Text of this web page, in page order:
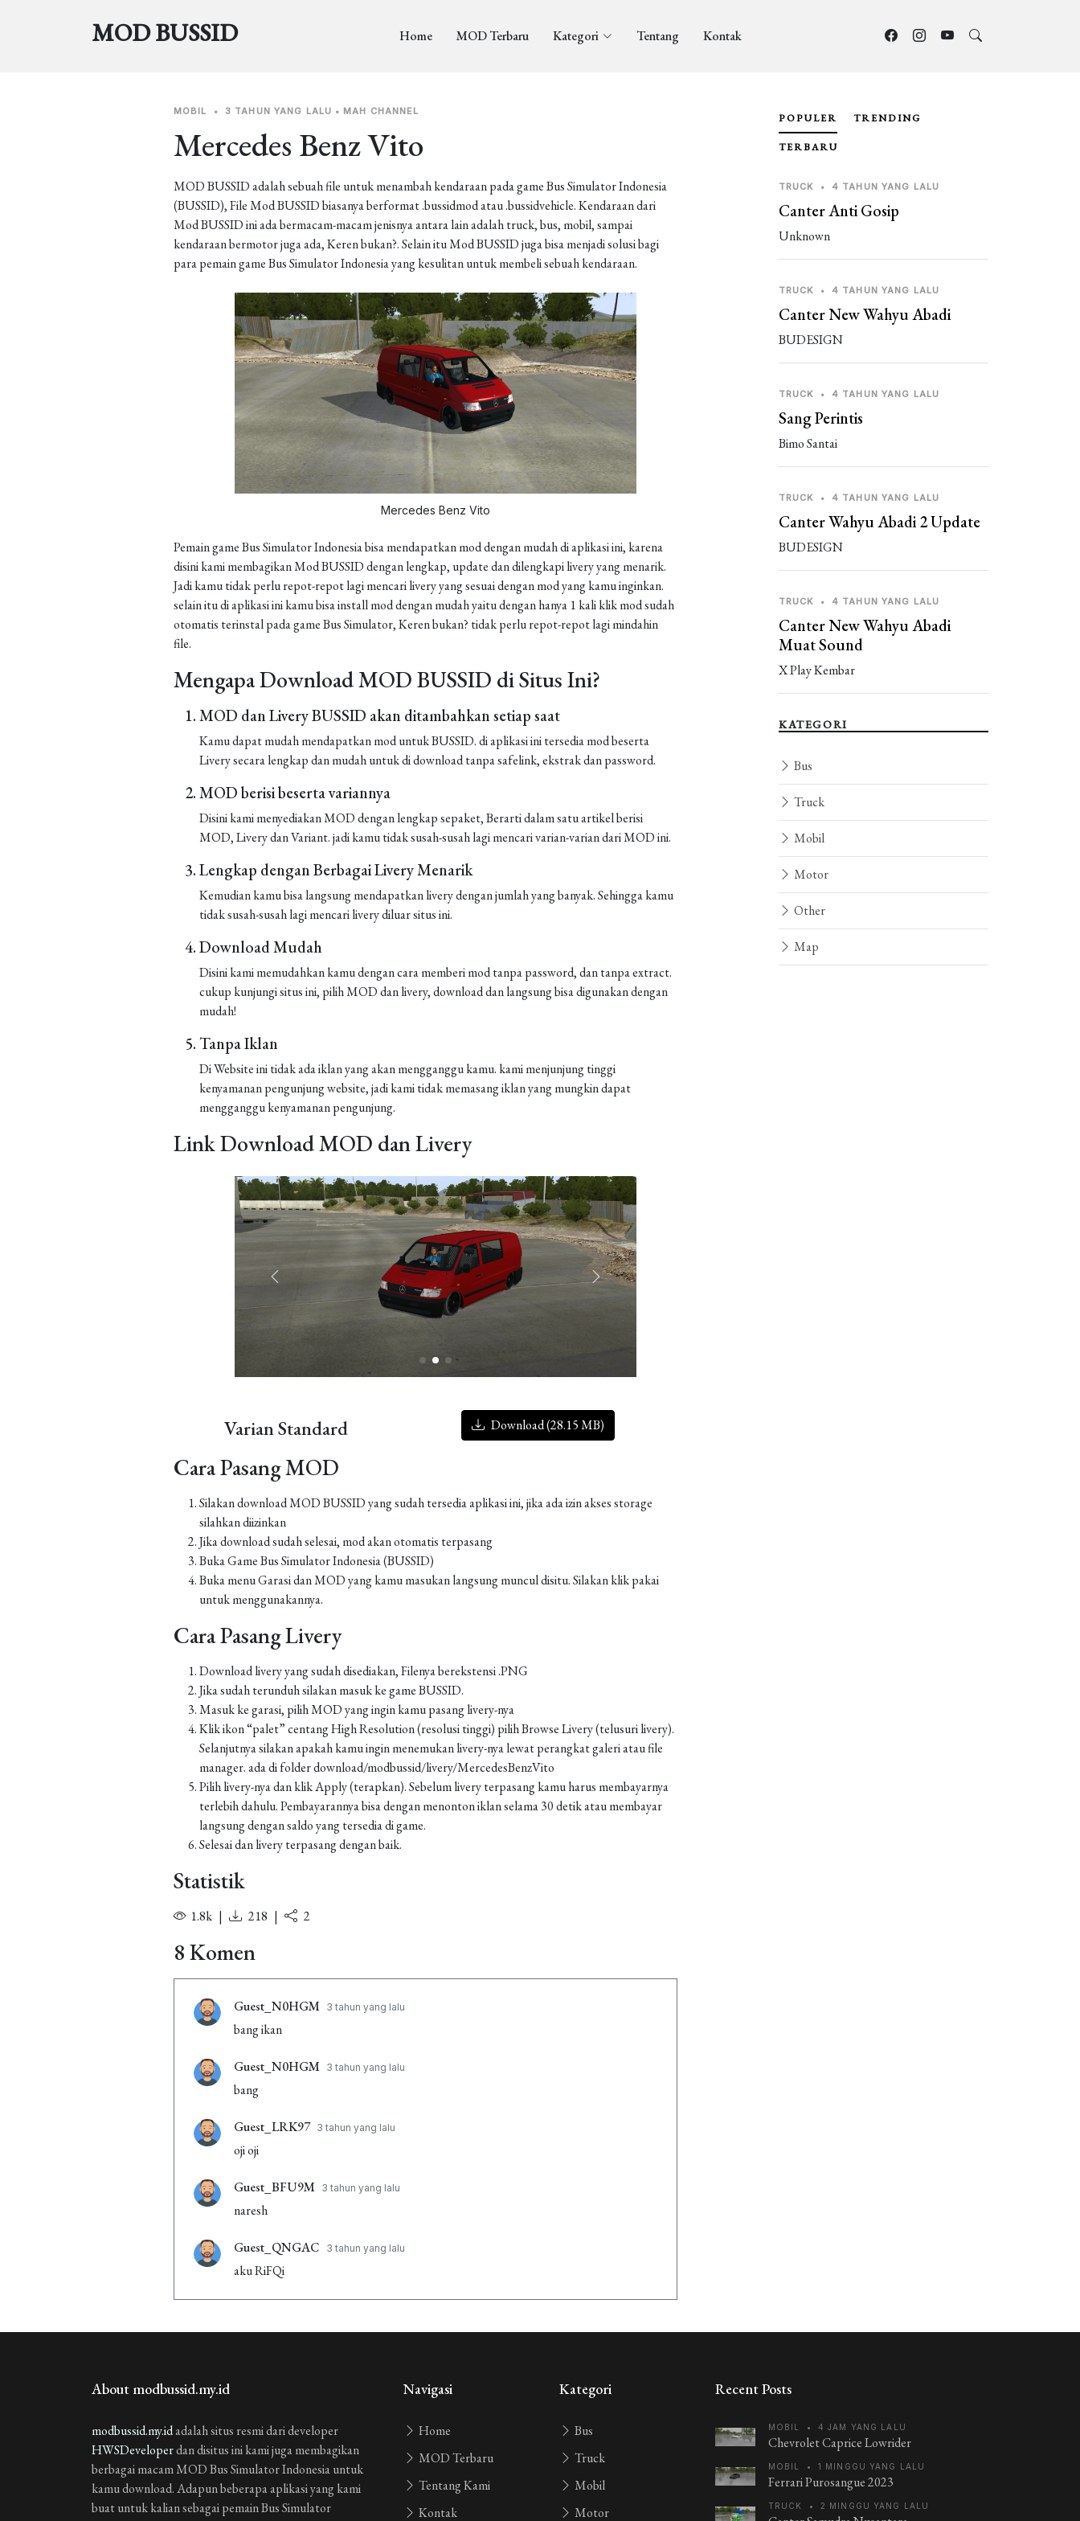
MOD BUSSID Home MOD Terbaru Kategori Tentang Kontak
MOBIL • 3 TAHUN YANG LALU • MAH CHANNEL
Mercedes Benz Vito
MOD BUSSID adalah sebuah file untuk menambah kendaraan pada game Bus Simulator Indonesia
(BUSSID), File Mod BUSSID biasanya berformat .bussidmod atau .bussidvehicle. Kendaraan dari
Mod BUSSID ini ada bermacam-macam jenisnya antara lain adalah truck, bus, mobil, sampai
kendaraan bermotor juga ada, Keren bukan?. Selain itu Mod BUSSID juga bisa menjadi solusi bagi
para pemain game Bus Simulator Indonesia yang kesulitan untuk membeli sebuah kendaraan.
Mercedes Benz Vito
Pemain game Bus Simulator Indonesia bisa mendapatkan mod dengan mudah di aplikasi ini, karena
disini kami membagikan Mod BUSSID dengan lengkap, update dan dilengkapi livery yang menarik.
Jadi kamu tidak perlu repot-repot lagi mencari livery yang sesuai dengan mod yang kamu inginkan.
selain itu di aplikasi ini kamu bisa install mod dengan mudah yaitu dengan hanya 1 kali klik mod sudah
otomatis terinstal pada game Bus Simulator, Keren bukan? tidak perlu repot-repot lagi mindahin
file.
Mengapa Download MOD BUSSID di Situs Ini?
MOD dan Livery BUSSID akan ditambahkan setiap saat
Kamu dapat mudah mendapatkan mod untuk BUSSID. di aplikasi ini tersedia mod beserta
Livery secara lengkap dan mudah untuk di download tanpa safelink, ekstrak dan password.
MOD berisi beserta variannya
Disini kami menyediakan MOD dengan lengkap sepaket, Berarti dalam satu artikel berisi
MOD, Livery dan Variant. jadi kamu tidak susah-susah lagi mencari varian-varian dari MOD ini.
Lengkap dengan Berbagai Livery Menarik
Kemudian kamu bisa langsung mendapatkan livery dengan jumlah yang banyak. Sehingga kamu
tidak susah-susah lagi mencari livery diluar situs ini.
Download Mudah
Disini kami memudahkan kamu dengan cara memberi mod tanpa password, dan tanpa extract.
cukup kunjungi situs ini, pilih MOD dan livery, download dan langsung bisa digunakan dengan
mudah!
Tanpa Iklan
Di Website ini tidak ada iklan yang akan mengganggu kamu. kami menjunjung tinggi
kenyamanan pengunjung website, jadi kami tidak memasang iklan yang mungkin dapat
mengganggu kenyamanan pengunjung.
Link Download MOD dan Livery
Varian Standard Download (28.15 MB)
Cara Pasang MOD
Silakan download MOD BUSSID yang sudah tersedia aplikasi ini, jika ada izin akses storage
silahkan diizinkan
Jika download sudah selesai, mod akan otomatis terpasang
Buka Game Bus Simulator Indonesia (BUSSID)
Buka menu Garasi dan MOD yang kamu masukan langsung muncul disitu. Silakan klik pakai
untuk menggunakannya.
Cara Pasang Livery
Download livery yang sudah disediakan, Filenya berekstensi .PNG
Jika sudah terunduh silakan masuk ke game BUSSID.
Masuk ke garasi, pilih MOD yang ingin kamu pasang livery-nya
Klik ikon “palet” centang High Resolution (resolusi tinggi) pilih Browse Livery (telusuri livery).
Selanjutnya silakan apakah kamu ingin menemukan livery-nya lewat perangkat galeri atau file
manager. ada di folder download/modbussid/livery/MercedesBenzVito
Pilih livery-nya dan klik Apply (terapkan). Sebelum livery terpasang kamu harus membayarnya
terlebih dahulu. Pembayarannya bisa dengan menonton iklan selama 30 detik atau membayar
langsung dengan saldo yang tersedia di game.
Selesai dan livery terpasang dengan baik.
Statistik
1.8k | 218 | 2
8 Komen
Guest_N0HGM 3 tahun yang lalu
bang ikan
Guest_N0HGM 3 tahun yang lalu
bang
Guest_LRK97 3 tahun yang lalu
oji oji
Guest_BFU9M 3 tahun yang lalu
naresh
Guest_QNGAC 3 tahun yang lalu
aku RiFQi
aaa
Guest_9JTJK 3 tahun yang lalu
bagus banget
POPULER TRENDING
TERBARU
TRUCK • 4 TAHUN YANG LALU
Canter Anti Gosip
Unknown
TRUCK • 4 TAHUN YANG LALU
Canter New Wahyu Abadi
BUDESIGN
TRUCK • 4 TAHUN YANG LALU
Sang Perintis
Bimo Santai
TRUCK • 4 TAHUN YANG LALU
Canter Wahyu Abadi 2 Update
BUDESIGN
TRUCK • 4 TAHUN YANG LALU
Canter New Wahyu Abadi
Muat Sound
X Play Kembar
KATEGORI
Bus
Truck
Mobil
Motor
Other
Map
About modbussid.my.id
modbussid.my.idadalah situs resmi dari developer
HWSDeveloperdan disitus ini kami juga membagikan
berbagai macam MOD Bus Simulator Indonesia untuk
kamu download. Adapun beberapa aplikasi yang kami
buat untuk kalian sebagai pemain Bus Simulator
Navigasi
Home
MOD Terbaru
Tentang Kami
Kontak
Kategori
Bus
Truck
Mobil
Motor
Recent Posts
MOBIL • 4 JAM YANG LALU
Chevrolet Caprice Lowrider
MOBIL • 1 MINGGU YANG LALU
Ferrari Purosangue 2023
TRUCK • 2 MINGGU YANG LALU